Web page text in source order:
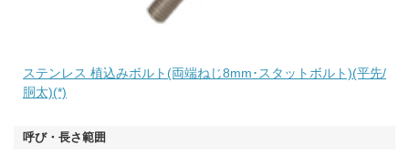
ステンレス 植込みボルト(両端ねじ8mm･スタットボルト)(平先/
胴太)(*)